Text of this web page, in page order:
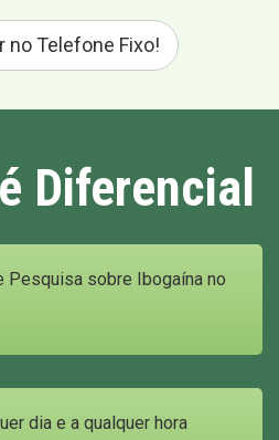
no Telefone Fixo!
é Diferencial
Pesquisa sobre Ibogaína no
dia e a qualquer hora